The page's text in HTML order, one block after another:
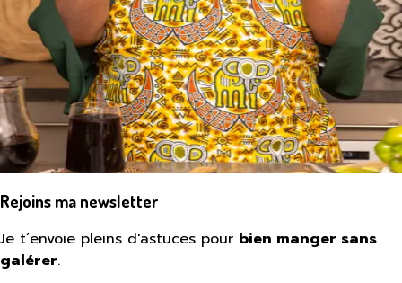
Rejoins ma newsletter
Je t’envoie pleins d'astuces pour bien manger sans
galérer.